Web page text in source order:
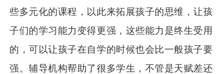
些多元化的课程，以此来拓展孩子的思维，让孩
子们的学习能力变得更强，这些能力是终生受用
的，可以让孩子在自学的时候也会比一般孩子要
强。辅导机构帮助了很多学生，不管是天赋差还